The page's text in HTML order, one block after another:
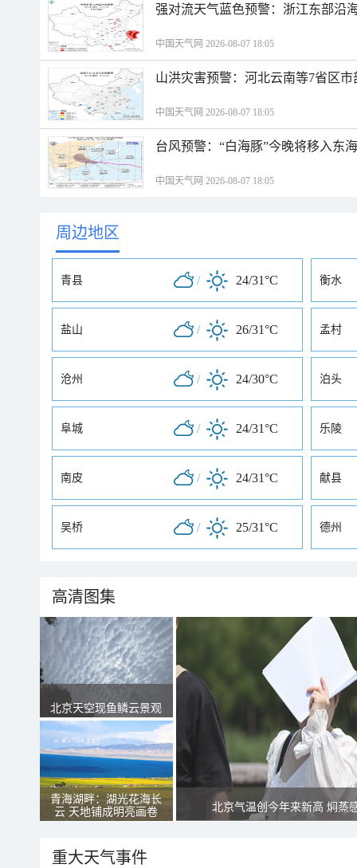
强对流天气蓝色预警：浙江东部沿
中国天气网 2026-08-07 18:05
山洪灾害预警：河北云南等7省区
中国天气网 2026-08-07 18:05
台风预警：“白海豚”今晚将移入东
中国天气网 2026-08-07 18:05
周边地区
青县 / 24/31°C 衡水
盐山 / 26/31°C 孟村
沧州 / 24/30°C 泊头
阜城 / 24/31°C 乐陵
南皮 / 24/31°C 献县
吴桥 / 25/31°C 德州
高清图集
北京天空现鱼鳞云景观
青海湖畔：湖光花海长
云 天地铺成明亮画卷
北京气温创今年来新高 焖蒸
重大天气事件